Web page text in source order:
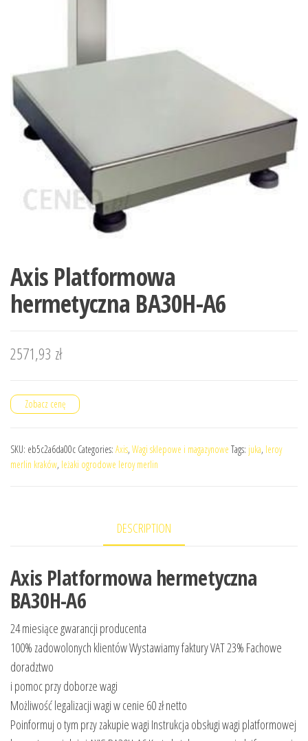
Axis Platformowa
hermetyczna BA30H-A6
2571,93 zł
Zobacz cenę
SKU: eb5c2a6da00c Categories: Axis, Wagi sklepowe i magazynowe Tags: juka, leroy
merlin kraków, leżaki ogrodowe leroy merlin
DESCRIPTION
Axis Platformowa hermetyczna
BA30H-A6
24 miesiące gwarancji producenta
100% zadowolonych klientów Wystawiamy faktury VAT 23% Fachowe
doradztwo
i pomoc przy doborze wagi
Możliwość legalizacji wagi w cenie 60 zł netto
Poinformuj o tym przy zakupie wagi Instrukcja obsługi wagi platformowej